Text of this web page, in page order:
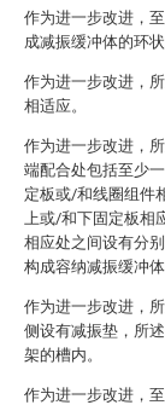
作为进一步改进，
成减振缓冲体的环状
作为进一步改进，
相适应。
作为进一步改进，
端配合处包括至少
定板或/和线圈组件
上或/和下固定板相
相应处之间设有分
构成容纳减振缓冲体
作为进一步改进，
侧设有减振垫，所
架的槽内。
作为进一步改进，